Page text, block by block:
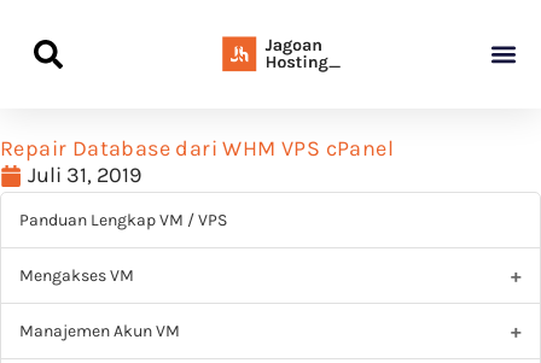
Repair Database dari WHM VPS cPanel
Juli 31, 2019
Panduan Lengkap VM / VPS
Mengakses VM
Manajemen Akun VM